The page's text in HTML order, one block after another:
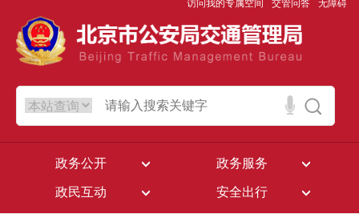
访问我的专属空间 交管问答 无障碍
政务公开 政务服务
政民互动 安全出行